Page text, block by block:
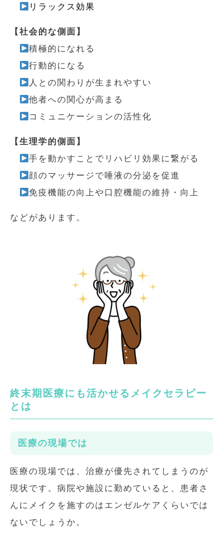
リラックス効果
【社会的な側面】
積極的になれる
行動的になる
人との関わりが生まれやすい
他者への関心が高まる
コミュニケーションの活性化
【生理学的側面】
手を動かすことでリハビリ効果に繋がる
顔のマッサージで唾液の分泌を促進
免疫機能の向上や口腔機能の維持・向上
などがあります。
終末期医療にも活かせるメイクセラピー
とは
医療の現場では
医療の現場では、治療が優先されてしまうのが
現状です。病院や施設に勤めていると、患者さ
んにメイクを施すのはエンゼルケアくらいでは
ないでしょうか。